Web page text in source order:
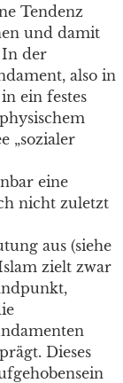
Tendenz
und damit
In der
also in
ein festes
„sozialer
eine
nicht zuletzt
aus (siehe
zielt zwar
Dieses